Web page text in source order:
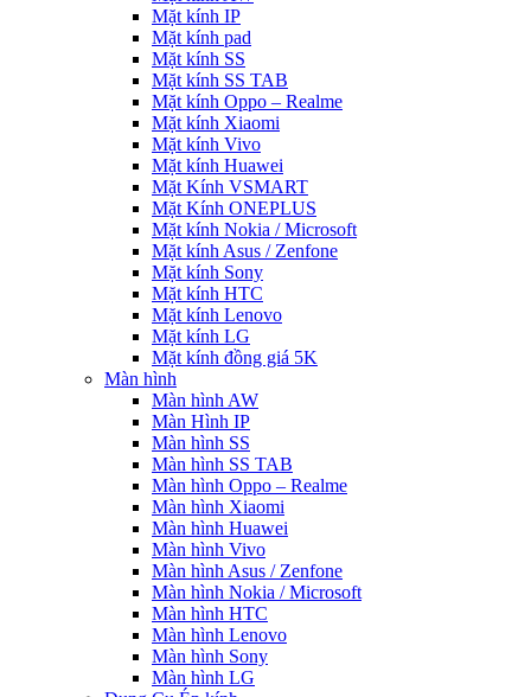
Mặt kính IP
Mặt kính pad
Mặt kính SS
Mặt kính SS TAB
Mặt kính Oppo – Realme
Mặt kính Xiaomi
Mặt kính Vivo
Mặt kính Huawei
Mặt Kính VSMART
Mặt Kính ONEPLUS
Mặt kính Nokia / Microsoft
Mặt kính Asus / Zenfone
Mặt kính Sony
Mặt kính HTC
Mặt kính Lenovo
Mặt kính LG
Mặt kính đồng giá 5K
Màn hình
Màn hình AW
Màn Hình IP
Màn hình SS
Màn hình SS TAB
Màn hình Oppo – Realme
Màn hình Xiaomi
Màn hình Huawei
Màn hình Vivo
Màn hình Asus / Zenfone
Màn hình Nokia / Microsoft
Màn hình HTC
Màn hình Lenovo
Màn hình Sony
Màn hình LG